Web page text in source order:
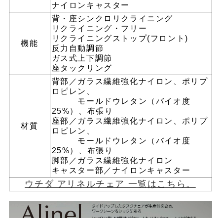
ナイロンキャスター
機能
背・座シンクロリクライニング
リクライニング・フリー
リクライニングストップ(フロント)
反力自動調節
ガス式上下調節
座タックリング
材質
背部／ガラス繊維強化ナイロン、ポリプ
ロピレン、
モールドウレタン（バイオ度
25%）、布張り
座部／ガラス繊維強化ナイロン、ポリプ
ロピレン、
モールドウレタン（バイオ度
25%）、布張り
脚部／ガラス繊維強化ナイロン
キャスター部／ナイロンキャスター
ウチダ アリネルチェア 一覧はこちら。